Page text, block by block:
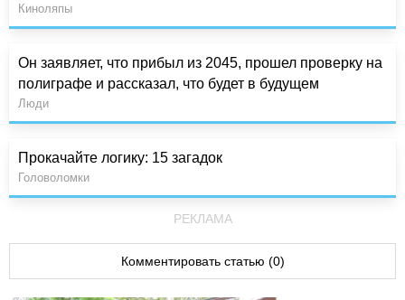
Киноляпы
Он заявляет, что прибыл из 2045, прошел проверку на
полиграфе и рассказал, что будет в будущем
Люди
Прокачайте логику: 15 загадок
Головоломки
РЕКЛАМА
Комментировать статью (0)